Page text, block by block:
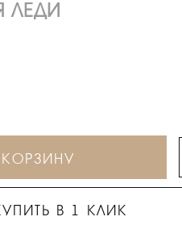
ЛЕДИ
КОРЗИНУ
В 1 КЛИК